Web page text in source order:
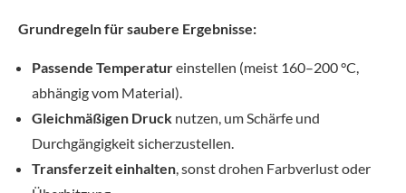
Grundregeln für saubere Ergebnisse:
Passende Temperatureinstellen (meist 160–200 °C,
abhängig vom Material).
Gleichmäßigen Druck nutzen, um Schärfe und
Durchgängigkeit sicherzustellen.
Transferzeit einhalten, sonst drohen Farbverlust oder